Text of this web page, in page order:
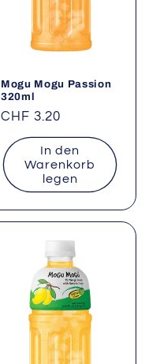
Mogu Mogu Passion
320ml
Normaler
Preis
CHF 3.20
In den
Warenkorb
legen